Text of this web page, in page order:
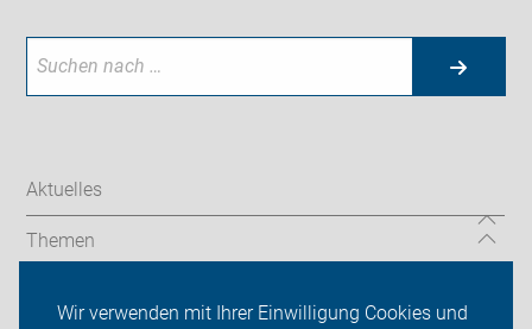
Wir verwenden mit Ihrer Einwilligung Cookies und
Aktuelles
Themen